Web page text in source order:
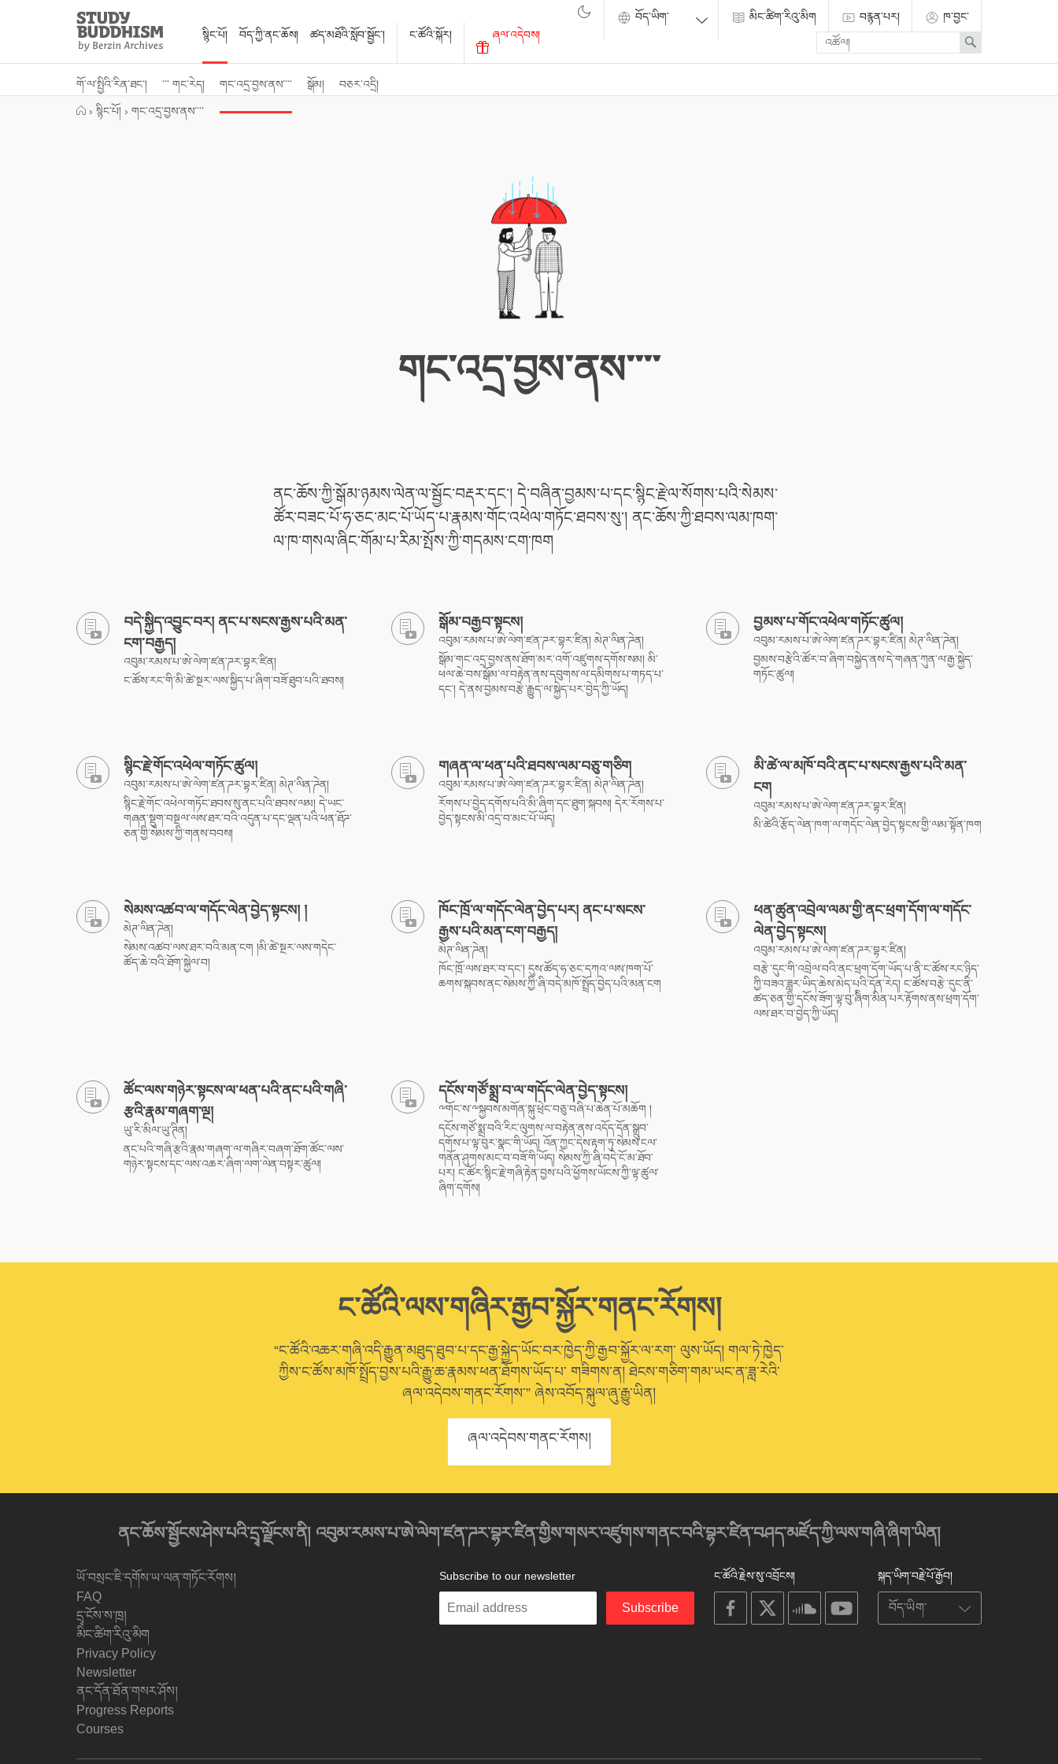
Study
Buddhism
Home
སྙིང་པོ།
གོ་ལ་སྤྱིའི་རིན་ཐང་། ་་་ གང་རེད། གང་འདྲ་བྱས་ནས་་་་ སྒོམ། བཅར་འདྲི།
བོད་ཀྱི་ནང་ཆོས། ཚད་མཐོའི་སློབ་སྦྱོང་། ང་ཚོའི་སྐོར། ཞལ་འདེབས།
མིང་ཚིག་རིའུ་མིག བརྙན་པར།
ཁ་བྱང་
Enter
search
term
Search
› སྙིང་པོ། › གང་འདྲ་བྱས་ནས་་་་
གང་འདྲ་བྱས་ནས་་་་
ནང་ཆོས་ཀྱི་སྒོམ་ཉམས་ལེན་ལ་སྦྱོང་བརྡར་དང་། དེ་བཞིན་བྱམས་པ་དང་སྙིང་རྗེ་ལ་སོགས་པའི་སེམས་
ཚོར་བཟང་པོ་ཧ་ཅང་མང་པོ་ཡོད་པ་རྣམས་གོང་འཕེལ་གཏོང་ཐབས་སུ་། ནང་ཆོས་ཀྱི་ཐབས་ལམ་ཁག་
ལ་ཁ་གསལ་ཞིང་གོམ་པ་རིམ་སྤོས་ཀྱི་གདམས་ངག་ཁག
བདེ་སྐྱིད་འབྱུང་བར། ནང་པ་སངས་རྒྱས་པའི་མན་
ངག་བརྒྱད།
འབུམ་རམས་པ་ཨེ་ལེག་ཛན་ཌར་བྷར་ཛིན།
ང་ཚོས་རང་གི་མི་ཚེ་སྔར་ལས་སྐྱིད་པ་ཞིག་བཟོ་ཐུབ་པའི་ཐབས།
སྒོམ་བརྒྱབ་སྟངས།
འབུམ་རམས་པ་ཨེ་ལེག་ཛན་ཌར་བྷར་ཛིན། མེཊ་ལིན་ཌེན།
སྒོམ་གང་འདྲ་བྱས་ནས་ཐོག་མར་འགོ་འཛུགས་དགོས་སམ། མི་
ཕལ་ཆེ་བས་སྒོམ་ལ་བརྟེན་ནས་དབུགས་ལ་དམིགས་པ་གཏད་པ་
དང་། དེ་ནས་བྱམས་བརྩེ་རྒྱུད་ལ་སྐྱེད་པར་བྱེད་ཀྱི་ཡོད།
བྱམས་པ་གོང་འཕེལ་གཏོང་ཚུལ།
འབུམ་རམས་པ་ཨེ་ལེག་ཛན་ཌར་བྷར་ཛིན། མེཊ་ལིན་ཌེན།
བྱམས་བརྩེའི་ཚོར་བ་ཞིག་བསྐྱེད་ནས་དེ་གཞན་ཀུན་ལ་རྒྱ་སྐྱེད་
གཏོང་ཚུལ།
སྙིང་རྗེ་གོང་འཕེལ་གཏོང་ཚུལ།
འབུམ་རམས་པ་ཨེ་ལེག་ཛན་ཌར་བྷར་ཛིན། མེཊ་ལིན་ཌེན།
སྙིང་རྗེ་གོང་འཕེལ་གཏོང་ཐབས་སུ་ནང་པའི་ཐབས་ལམ། དེ་ཡང་
གཞན་སྡུག་བསྔལ་ལས་ཐར་བའི་འདུན་པ་དང་ལྡན་པའི་ཕན་ཐོཌ་
ཅན་གྱི་སེམས་ཀྱི་གནས་བབས།
གཞན་ལ་ཕན་པའི་ཐབས་ལམ་བཅུ་གཅིག
འབུམ་རམས་པ་ཨེ་ལེག་ཛན་ཌར་བྷར་ཛིན། མེཊ་ལིན་ཌེན།
རོགས་པ་བྱེད་དགོས་པའི་མི་ཞིག་དང་ཐུག་སྐབས། དེར་རོགས་པ་
བྱེད་སྟངས་མི་འདྲ་བ་མང་པོ་ཡོད།
མི་ཚེ་ལ་མཁོ་བའི་ནང་པ་སངས་རྒྱས་པའི་མན་
ངག
འབུམ་རམས་པ་ཨེ་ལེག་ཛན་ཌར་བྷར་ཛིན།
མི་ཚེའི་རྩོད་ལེན་ཁག་ལ་གདོང་ལེན་བྱེད་སྟངས་གྱི་ལམ་སྟོན་ཁག
སེམས་འཚབ་ལ་གདོང་ལེན་བྱེད་སྟངས། །
མེཊ་ལིན་ཌེན།
སེམས་འཚབ་ལས་ཐར་བའི་མན་ངག །མི་ཚེ་སྔར་ལས་གདེང་
ཚོད་ཆེ་བའི་ཐོག་སྐྱེལ་བ།
ཁོང་ཁྲོ་ལ་གདོང་ལེན་བྱེད་པར། ནང་པ་སངས་
རྒྱས་པའི་མན་ངག་བརྒྱད།
མེཊ་ལིན་ཌེན།
ཁོང་ཁྲོ་ལས་ཐར་བ་དང་། དུས་ཚོད་ཧ་ཅང་དཀའ་ལས་ཁག་པོ་
ཆགས་སྐབས་ནང་སེམས་ཀྱི་ཞི་བདེ་མཁོ་སྤྲོད་བྱེད་པའི་མན་ངག
ཕན་ཚུན་འབྲེལ་ལམ་གྱི་ནང་ཕྲག་དོག་ལ་གདོང་
ལེན་བྱེད་སྟངས།
འབུམ་རམས་པ་ཨེ་ལེག་ཛན་ཌར་བྷར་ཛིན།
བརྩེ་དུང་གི་འབྲེལ་བའི་ནང་ཕྲག་དོག་ཡོད་པ་ནི་ང་ཚོས་རང་ཉིད་
ཀྱི་བཟའ་ཟླར་ཡིད་ཆེས་མེད་པའི་དོན་རེད། ང་ཚོས་བརྩེ་དུང་ནི་
ཚད་ཅན་གྱི་དངོས་ཟོག་ལྟ་བུ་ཞིིག་མིན་པར་རྟོགས་ནས་ཕྲག་དོག་
ལས་ཐར་བ་བྱེད་ཀྱི་ཡོད།
ཚོང་ལས་གཉེར་སྟངས་ལ་ཕན་པའི་ནང་པའི་གཞི་
རྩའི་རྣམ་གཞག་ལྔ།
ཡུ་རི་མིལ་ཡུ་ཊིན།
ནང་པའི་གཞི་རྩའི་རྣམ་གཞག་ལ་གཞིར་བཞག་ཐོག་ཚོང་ལས་
གཉེར་སྟངས་དང་ལས་འཆར་ཞིག་ལག་ལེན་བསྟར་ཚུལ།
དངོས་གཙོ་སྨྲ་བ་ལ་གདོང་ལེན་བྱེད་སྟངས།
༸གོང་ས་༸སྐྱབས་མགོན་སྐུ་ཕྲེང་བཅུ་བཞི་པ་ཆེན་པོ་མཆོག །
དངོས་གཙོ་སྨྲ་བའི་རིང་ལུགས་ལ་བརྟེན་ནས་འདོད་དོན་སྒྲུབ་
དགོས་པ་ལྟ་བུར་སྣང་གི་ཡོད། འོན་ཀྱང་དེས་རྟག་ཏུ་སེམས་ངལ་
གནོན་ཤུགས་མང་བ་བཟོ་གི་ཡོད། སེམས་ཀྱི་ཞི་བདེ་ངོ་མ་ཐོབ་
པར། ང་ཚོར་སྙིང་རྗེ་གཞི་རྟེན་བྱས་པའི་ཕྱོགས་ཡོངས་ཀྱི་ལྟ་ཚུལ་
ཞིག་དགོས།
ང་ཚོའི་ལས་གཞིར་རྒྱབ་སྐྱོར་གནང་རོགས།
“ང་ཚོའི་འཆར་གཞི་འདི་རྒྱུན་མཐུད་ཐུབ་པ་དང་རྒྱ་སྐྱེད་ཡོང་བར་ཁྱེད་ཀྱི་རྒྱབ་སྐྱོར་ལ་རག་ ལུས་ཡོད། གལ་ཏེ་ཁྱེད་
ཀྱིས་ང་ཚོས་མཁོ་སྤྲོད་བྱས་པའི་རྒྱུ་ཆ་རྣམས་ཕན་ཐོགས་ཡོད་པ་ གཟིགས་ན། ཐེངས་གཅིག་གམ་ཡང་ན་ཟླ་རེའི་
ཞལ་འདེབས་གནང་རོགས་” ཞེས་འབོད་སྐུལ་ཞུ་རྒྱུ་ཡིན།
ཞལ་འདེབས་གནང་རོགས།
ནང་ཆོས་སྦྱོངས་ཤེས་པའི་དྲྭ་ལྗོངས་ནི། འབུམ་རམས་པ་ཨེ་ལེག་ཛན་ཌར་བྷར་ཛིན་གྱིས་གསར་འཛུགས་གནང་བའི་བྷར་ཛིན་བཤད་མཛོད་ཀྱི་ལས་གཞི་ཞིག་ཡིན།
ཡོ་བསྲང་ཇི་དགོས་ཡ་ལན་གཏོང་རོགས།
FAQ
དྲྭ་ངོས་ས་ཁྲ།
མིང་ཚིག་རིའུ་མིག
Privacy Policy
Newsletter
ནང་དོན་ཐོན་གསར་ཤོས།
Progress Reports
Courses
སྐད་ཡིག་བརྗེ་པོ་རྒྱོབ།
ང་ཚོའི་རྗེས་སུ་འབྲོངས།
on
facebook
on
on
soundcloudyoutube
Subscribe to our newsletter
Enter
Subscribe